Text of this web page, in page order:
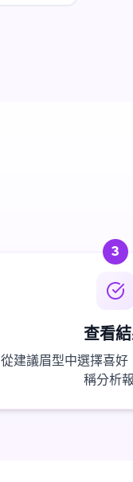
3
查看
從建議眉型中選擇喜
稱分析